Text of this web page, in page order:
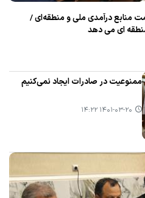
منابع درآمدی ملی و منطقه‌ای /
ای می دهد
ممنوعیت در صادرات ایجاد نمی‌كنیم
۱۴۰۱-۰۳-۲۰ ۱۴:۲۲